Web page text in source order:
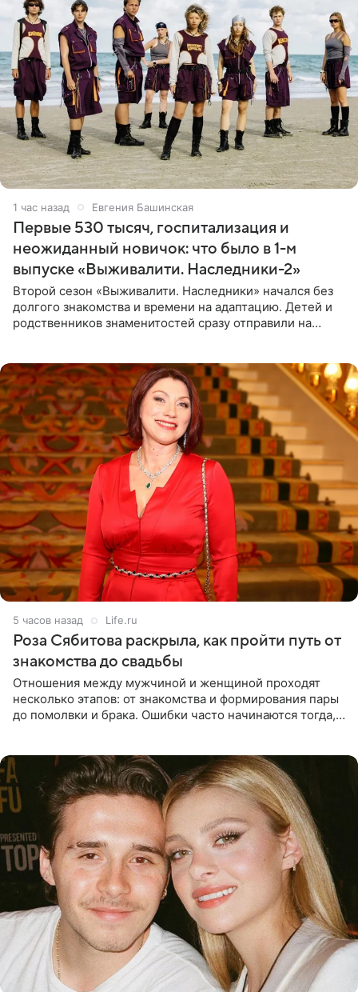
1 час назад Евгения Башинская
Первые 530 тысяч, госпитализация и
неожиданный новичок: что было в 1-м
выпуске «Выживалити. Наследники-2»
Второй сезон «Выживалити. Наследники» начался без
долгого знакомства и времени на адаптацию. Детей и
родственников знаменитостей сразу отправили на
5 часов назад Life.ru
Роза Сябитова раскрыла, как пройти путь от
знакомства до свадьбы
Отношения между мужчиной и женщиной проходят
несколько этапов: от знакомства и формирования пары
до помолвки и брака. Ошибки часто начинаются тогда,